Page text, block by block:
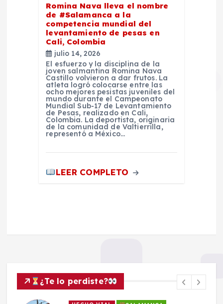
Romina Nava lleva el nombre
de #Salamanca a la
competencia mundial del
levantamiento de pesas en
Cali, Colombia
julio 14, 2026
El esfuerzo y la disciplina de la
joven salmantina Romina Nava
Castillo volvieron a dar frutos. La
atleta logró colocarse entre las
ocho mejores pesistas juveniles del
mundo durante el Campeonato
Mundial Sub-17 de Levantamiento
de Pesas, realizado en Cali,
Colombia. La deportista, originaria
de la comunidad de Valtierrilla,
representó a México…
LEER COMPLETO
¿Te lo perdiste?